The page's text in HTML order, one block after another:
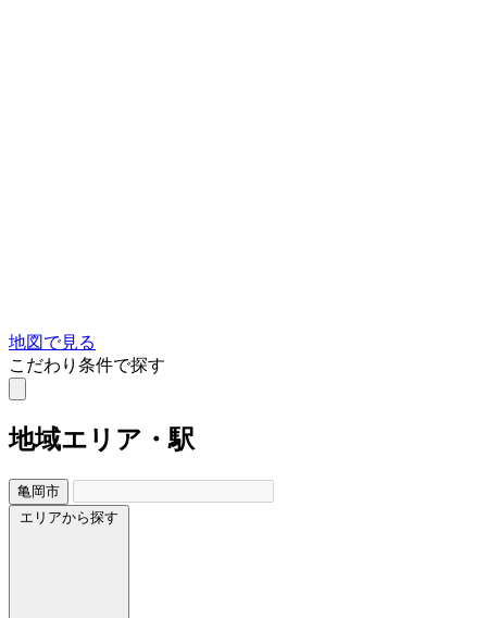
地図で見る
こだわり条件で探す
地域エリア・駅
亀岡市
エリアから探す